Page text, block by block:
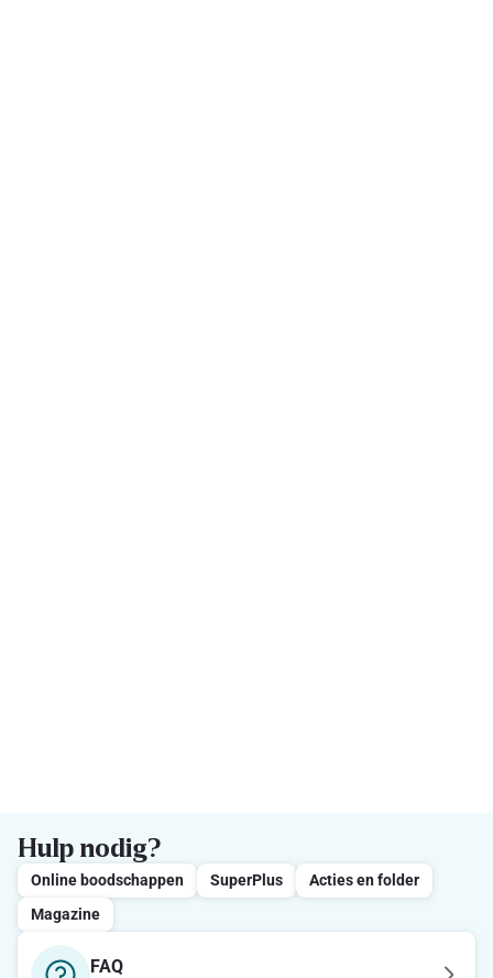
Hulp nodig?
Online boodschappen SuperPlus
Acties en folder
Magazine
FAQ